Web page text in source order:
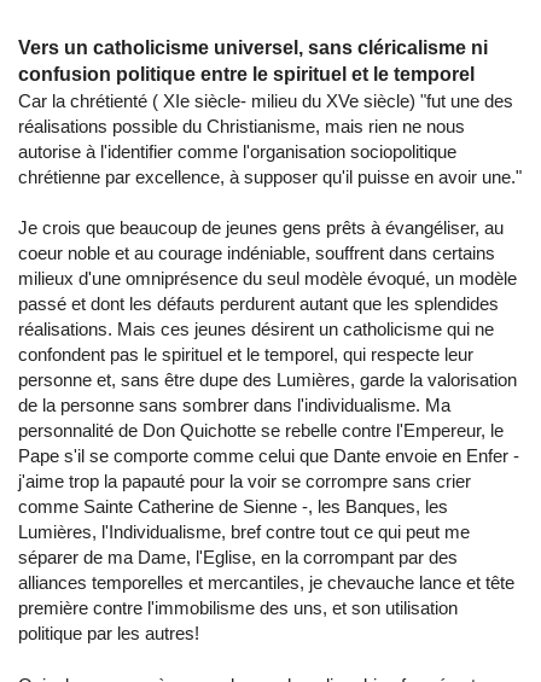
Vers un catholicisme universel, sans cléricalisme ni
confusion politique entre le spirituel et le temporel
Car la chrétienté ( XIe siècle- milieu du XVe siècle) "fut une des
réalisations possible du Christianisme, mais rien ne nous
autorise à l'identifier comme l'organisation sociopolitique
chrétienne par excellence, à supposer qu'il puisse en avoir une."
Je crois que beaucoup de jeunes gens prêts à évangéliser, au
coeur noble et au courage indéniable, souffrent dans certains
milieux d'une omniprésence du seul modèle évoqué, un modèle
passé et dont les défauts perdurent autant que les splendides
réalisations. Mais ces jeunes désirent un catholicisme qui ne
confondent pas le spirituel et le temporel, qui respecte leur
personne et, sans être dupe des Lumières, garde la valorisation
de la personne sans sombrer dans l'individualisme. Ma
personnalité de Don Quichotte se rebelle contre l'Empereur, le
Pape s'il se comporte comme celui que Dante envoie en Enfer -
j'aime trop la papauté pour la voir se corrompre sans crier
comme Sainte Catherine de Sienne -, les Banques, les
Lumières, l'Individualisme, bref contre tout ce qui peut me
séparer de ma Dame, l'Eglise, en la corrompant par des
alliances temporelles et mercantiles, je chevauche lance et tête
première contre l'immobilisme des uns, et son utilisation
politique par les autres!